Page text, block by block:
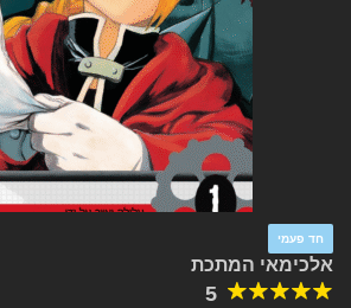
חד פעמי
אלכימאי המתכת
5